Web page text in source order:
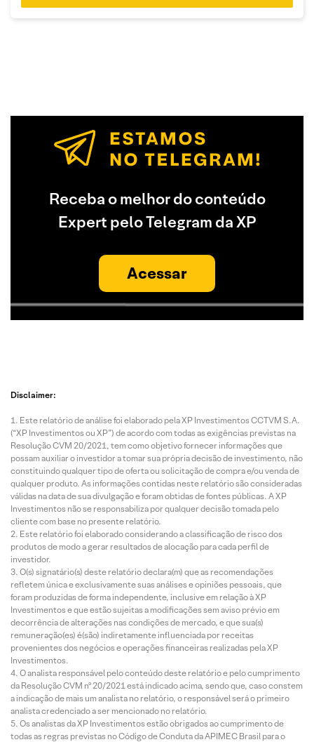
Receba o melhor do conteúdo
Expert pelo Telegram da XP
Acessar
Disclaimer:
Este relatório de análise foi elaborado pela XP Investimentos CCTVM S.A.
(“XP Investimentos ou XP”) de acordo com todas as exigências previstas na
Resolução CVM 20/2021, tem como objetivo fornecer informações que
possam auxiliar o investidor a tomar sua própria decisão de investimento, não
constituindo qualquer tipo de oferta ou solicitação de compra e/ou venda de
qualquer produto. As informações contidas neste relatório são consideradas
válidas na data de sua divulgação e foram obtidas de fontes públicas. A XP
Investimentos não se responsabiliza por qualquer decisão tomada pelo
cliente com base no presente relatório.
Este relatório foi elaborado considerando a classificação de risco dos
produtos de modo a gerar resultados de alocação para cada perfil de
investidor.
O(s) signatário(s) deste relatório declara(m) que as recomendações
refletem única e exclusivamente suas análises e opiniões pessoais, que
foram produzidas de forma independente, inclusive em relação à XP
Investimentos e que estão sujeitas a modificações sem aviso prévio em
decorrência de alterações nas condições de mercado, e que sua(s)
remuneração(es) é(são) indiretamente influenciada por receitas
provenientes dos negócios e operações financeiras realizadas pela XP
Investimentos.
O analista responsável pelo conteúdo deste relatório e pelo cumprimento
da Resolução CVM nº 20/2021 está indicado acima, sendo que, caso constem
a indicação de mais um analista no relatório, o responsável será o primeiro
analista credenciado a ser mencionado no relatório.
Os analistas da XP Investimentos estão obrigados ao cumprimento de
todas as regras previstas no Código de Conduta da APIMEC Brasil para o